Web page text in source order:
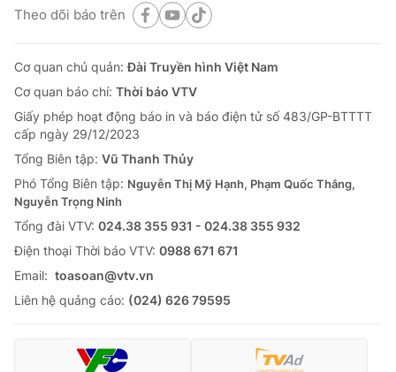
Theo dõi báo trên
Cơ quan chủ quản:Đài Truyền hình Việt Nam
Cơ quan báo chí: Thời báo VTV
Giấy phép hoạt động báo in và báo điện tử số 483/GP-BTTTT
cấp ngày 29/12/2023
Tổng Biên tập: Vũ Thanh Thủy
Phó Tổng Biên tập: Nguyễn Thị Mỹ Hạnh, Phạm Quốc Thắng,
Nguyễn Trọng Ninh
Tổng đài VTV: 024.38 355 931 - 024.38 355 932
Ðiện thoại Thời báo VTV: 0988 671 671
Email: toasoan@vtv.vn
Liên hệ quảng cáo: (024) 626 79595